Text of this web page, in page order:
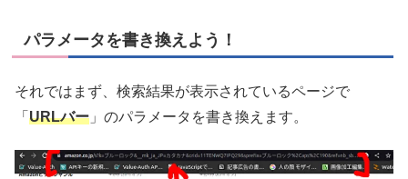
パラメータを書き換えよう！
それではまず、検索結果が表示されているページで
「 URLバー 」のパラメータを書き換えます。